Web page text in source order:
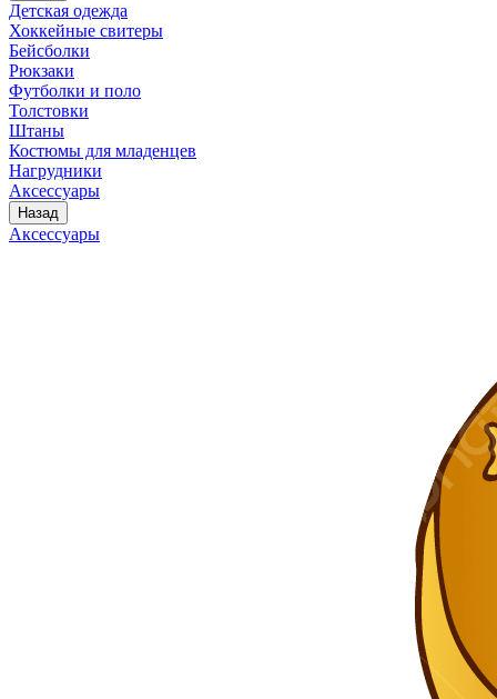
Детская одежда
Хоккейные свитеры
Бейсболки
Рюкзаки
Футболки и поло
Толстовки
Штаны
Костюмы для младенцев
Нагрудники
Аксессуары
Назад
Аксессуары